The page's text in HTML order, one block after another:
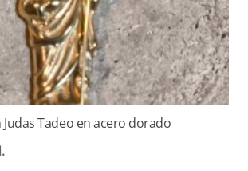
Judas Tadeo en acero dorado